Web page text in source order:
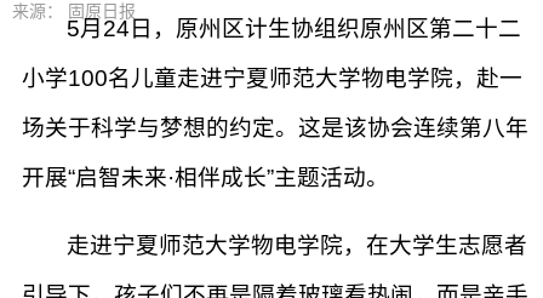
来源： 固原日报
5月24日，原州区计生协组织原州区第二十二
小学100名儿童走进宁夏师范大学物电学院，赴一
场关于科学与梦想的约定。这是该协会连续第八年
开展“启智未来·相伴成长”主题活动。
走进宁夏师范大学物电学院，在大学生志愿者